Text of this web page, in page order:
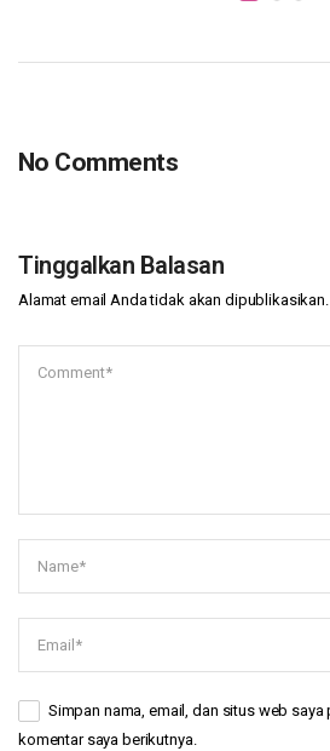
No Comments
Tinggalkan Balasan
Alamat email Anda tidak akan dipublikasikan.
Simpan nama, email, dan situs web
komentar saya berikutnya.